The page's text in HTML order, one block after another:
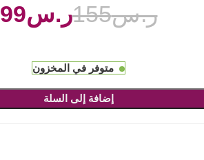
ر.س155ر.س99
متوفر في المخزون
إضافة إلى السلة